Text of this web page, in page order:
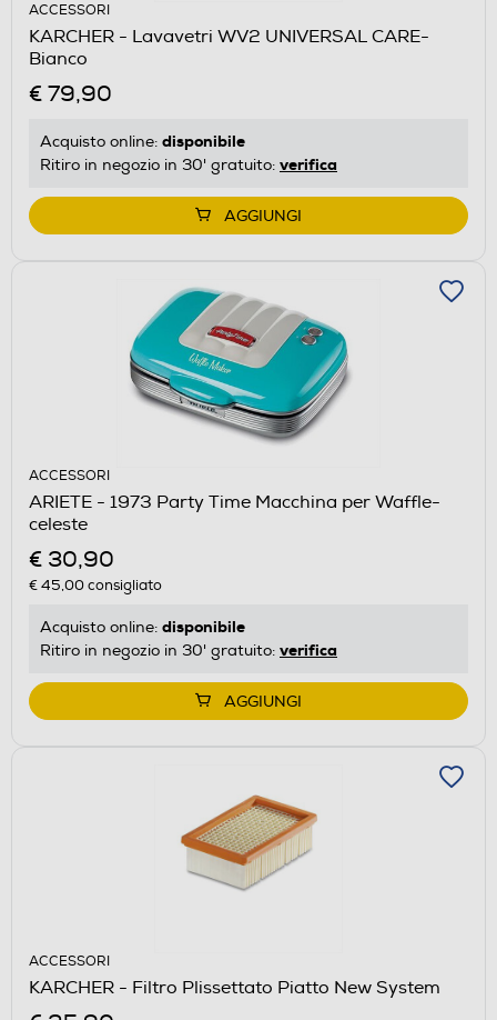
ACCESSORI
KARCHER - Lavavetri WV2 UNIVERSAL CARE-
Bianco
€ 79,90
Acquisto online: disponibile
Ritiro in negozio in 30' gratuito: verifica
AGGIUNGI
ACCESSORI
ARIETE - 1973 Party Time Macchina per Waffle-
celeste
€ 30,90
€ 45,00consigliato
Acquisto online: disponibile
Ritiro in negozio in 30' gratuito: verifica
AGGIUNGI
ACCESSORI
KARCHER - Filtro Plissettato Piatto New System